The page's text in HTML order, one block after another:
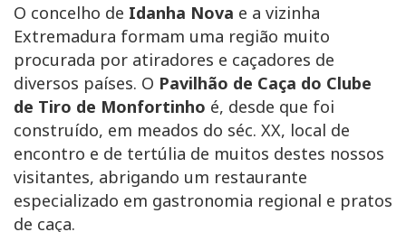
O concelho de Idanha Nova e a vizinha
Extremadura formam uma região muito
procurada por atiradores e caçadores de
diversos países. O Pavilhão de Caça do Clube
de Tiro de Monfortinho é, desde que foi
construído, em meados do séc. XX, local de
encontro e de tertúlia de muitos destes nossos
visitantes, abrigando um restaurante
especializado em gastronomia regional e pratos
de caça.